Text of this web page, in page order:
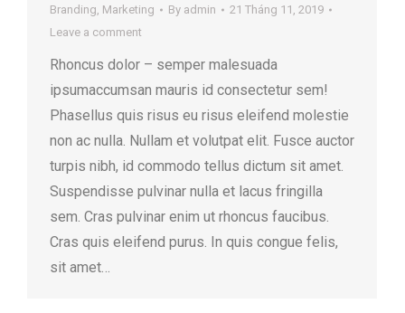
Branding, Marketing By admin
21 Tháng 11, 2019
Leave a comment
Rhoncus dolor – semper malesuada
ipsumaccumsan mauris id consectetur sem!
Phasellus quis risus eu risus eleifend molestie
non ac nulla. Nullam et volutpat elit. Fusce auctor
turpis nibh, id commodo tellus dictum sit amet.
Suspendisse pulvinar nulla et lacus fringilla
sem. Cras pulvinar enim ut rhoncus faucibus.
Cras quis eleifend purus. In quis congue felis,
sit amet…